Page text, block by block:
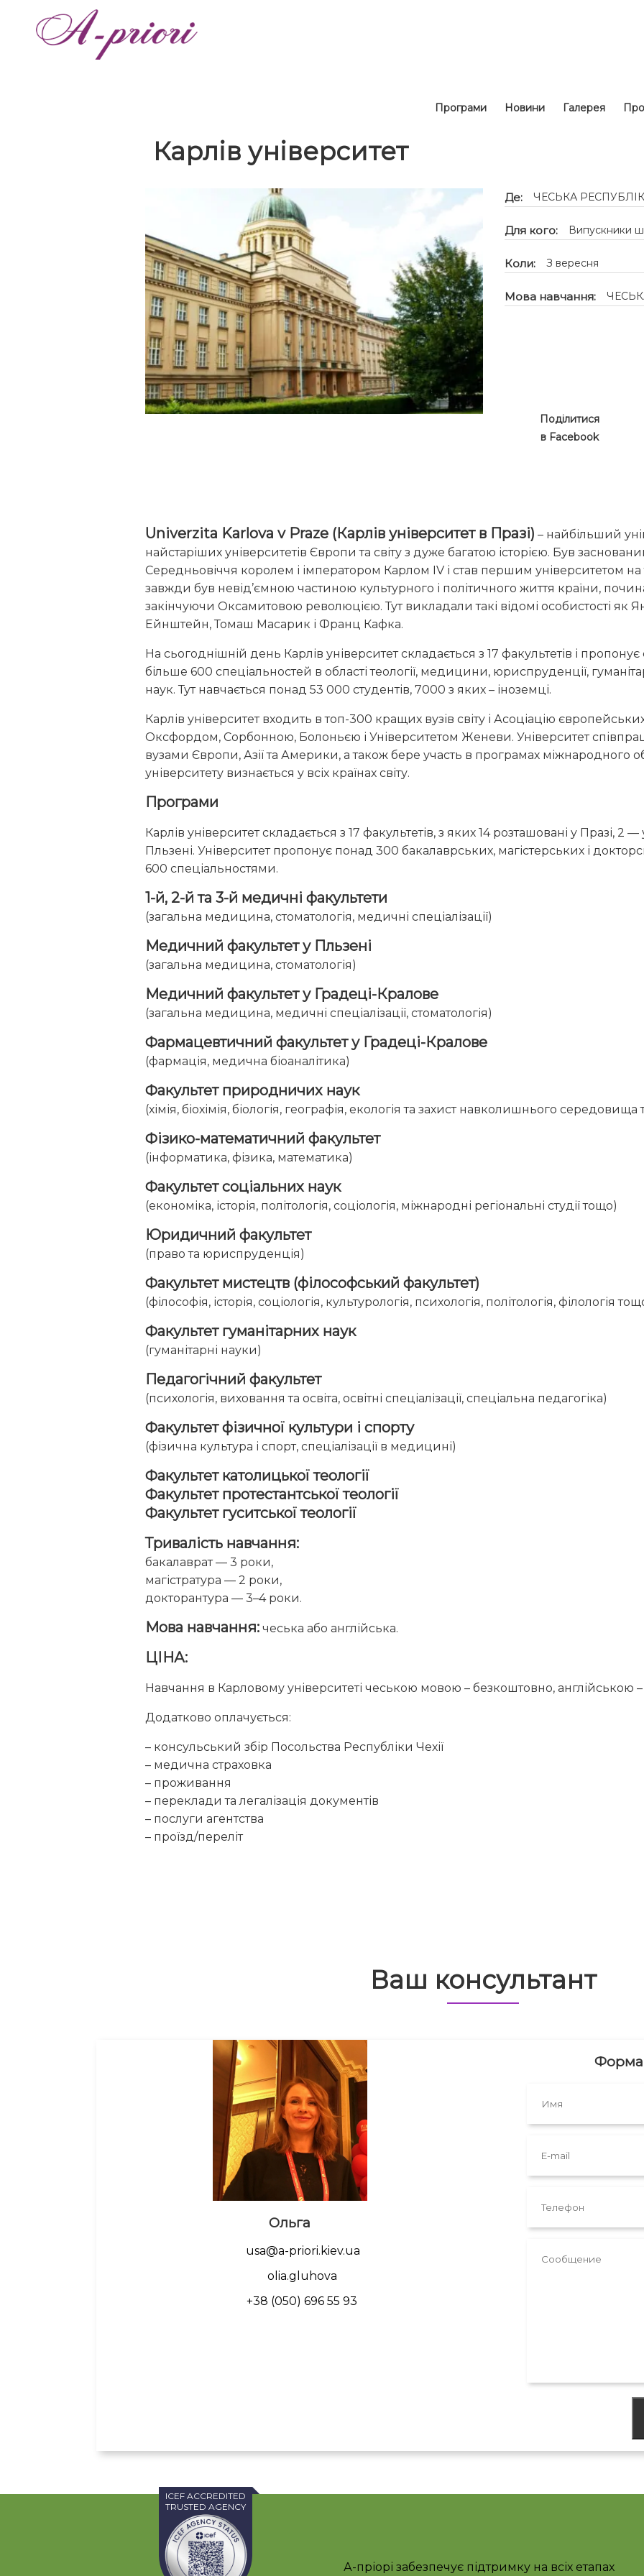
Програми Новини Галерея
Карлів університет
Де: ЧЕСЬКА
Для кого: Випускники
Коли: З вересня
Мова навчання:
Поділитися
в Facebook
Univerzita Karlova v Praze (Карлів університет в Празі) – найбільший
найстаріших університетів Європи та світу з дуже багатою історією. Був
Середньовіччя королем і імператором Карлом IV і став першим університетом на
завжди був невід’ємною частиною культурного і політичного життя країни,
закінчуючи Оксамитовою революцією. Тут викладали такі відомі особистості як
Ейнштейн, Томаш Масарик і Франц Кафка.
На сьогоднішній день Карлів університет складається з 17 факультетів і пропонує
більше 600 спеціальностей в області теології, медицини, юриспруденції,
наук. Тут навчається понад 53 000 студентів, 7000 з яких – іноземці.
Карлів університет входить в топ-300 кращих вузів світу і Асоціацію
Оксфордом, Сорбонною, Болоньєю і Університетом Женеви. Університет
вузами Європи, Азії та Америки, а також бере участь в програмах міжнародного
університету визнається у всіх країнах світу.
Програми
Карлів університет складається з 17 факультетів, з яких 14 розташовані у Празі, 2
Пльзені. Університет пропонує понад 300 бакалаврських, магістерських і
600 спеціальностями.
1-й, 2-й та 3-й медичні факультети
(загальна медицина, стоматологія, медичні спеціалізації)
Медичний факультет у Пльзені
(загальна медицина, стоматологія)
Медичний факультет у Градеці-Кралове
(загальна медицина, медичні спеціалізації, стоматологія)
Фармацевтичний факультет у Градеці-Кралове
(фармація, медична біоаналітика)
Факультет природничих наук
(хімія, біохімія, біологія, географія, екологія та захист навколишнього
Фізико-математичний факультет
(інформатика, фізика, математика)
Факультет соціальних наук
(економіка, історія, політологія, соціологія, міжнародні регіональні студії тощо)
Юридичний факультет
(право та юриспруденція)
Факультет мистецтв (філософський факультет)
(філософія, історія, соціологія, культурологія, психологія, політологія, філологія
Факультет гуманітарних наук
(гуманітарні науки)
Педагогічний факультет
(психологія, виховання та освіта, освітні спеціалізації, спеціальна педагогіка)
Факультет фізичної культури і спорту
(фізична культура і спорт, спеціалізації в медицині)
Факультет католицької теології
Факультет протестантської теології
Факультет гуситської теології
Тривалість навчання:
бакалаврат — 3 роки,
магістратура — 2 роки,
докторантура — 3–4 роки.
Мова навчання:чеська або англійська.
ЦІНА:
Навчання в Карловому університеті чеською мовою – безкоштовно, англійською –
Додатково оплачується:
– консульський збір Посольства Республіки Чехії
– медична страховка
– проживання
– переклади та легалізація документів
– послуги агентства
– проїзд/переліт
Ваш консультант
Ольга
usa@a-priori.kiev.ua
olia.gluhova
+38 (050) 696 55 93
Форма
ICEF ACCREDITED
TRUSTED AGENCY
А-пріорі забезпечує підтримку на всіх етапах